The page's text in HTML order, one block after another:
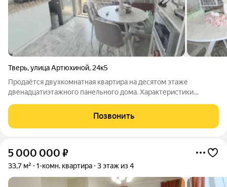
Тверь,улица Артюхиной, 24к5
Продаётся двухкомнатная квартира на десятом этаже
двенадцатиэтажного панельного дома. Характеристики
кухня 8,3 кв.м.. Отличная современная планировка: комнаты на
разные стороны,
Позвонить
5 000 000 ₽
33,7 м² 1-комн. квартира 3 этаж из 4